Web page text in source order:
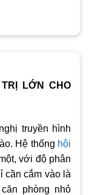
khoảng
thoại: Skype for
stereo.
LỚN CHO
truyền hình
Hệ thống hội
với độ phân
cần cắm vào là
phòng nhỏ